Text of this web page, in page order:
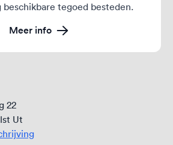
beschikbare tegoed besteden.
Meer info
22
Ut